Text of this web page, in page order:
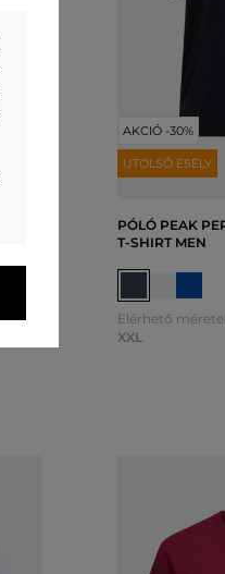
AKCIÓ -30%
UTOLSÓ ESÉLY
PÓLÓ PEAK
T-SHIRT MEN
Elérhető
XXL